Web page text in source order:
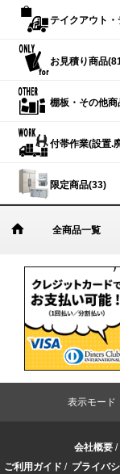
テイクアウト
お見積り商品
棚板・その他
付帯作業(設置.
限定商品(33)
全商品一覧
表示モード
会社概要 /
ご利用ガイド / プライバ